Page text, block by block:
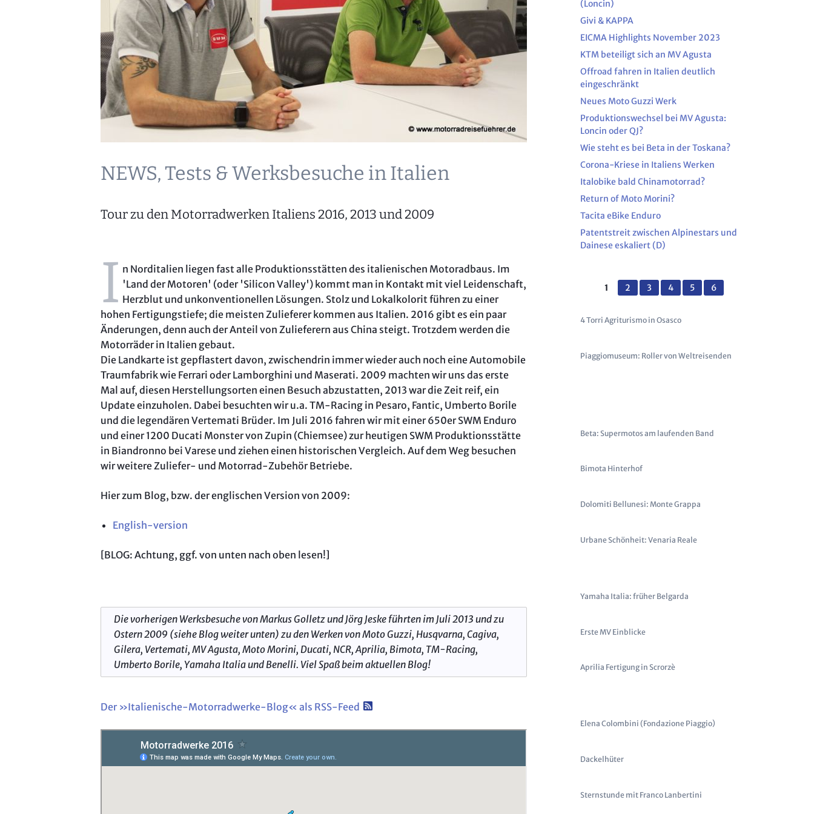
Das Grüne Band | Ostsee - Tschechien
Motorrad-Blogger
Aostatal: Walser und Gran Paradiso
Autoreisezüge ab 2017 - 2025
Ardèche Camping-Tipps
Das MOTORRAD im Krieg
Ligurien mit Peter Fischer
Besuch bei Enduristan
Interview mit dem Husqvarna Designcenter
NEWS, Tests & Werksbesuche in Italien
Tour zu den Motorradwerken Italiens 2016, 2013 und 2009
I n Norditalien liegen fast alle Produktionsstätten des italienischen Motoradbaus. Im
'Land der Motoren' (oder 'Silicon Valley') kommt man in Kontakt mit viel Leidenschaft,
Herzblut und unkonventionellen Lösungen. Stolz und Lokalkolorit führen zu einer
hohen Fertigungstiefe; die meisten Zulieferer kommen aus Italien. 2016 gibt es ein paar
Änderungen, denn auch der Anteil von Zulieferern aus China steigt. Trotzdem werden die
Motorräder in Italien gebaut.
Die Landkarte ist gepflastert davon, zwischendrin immer wieder auch noch eine Automobile
Traumfabrik wie Ferrari oder Lamborghini und Maserati. 2009 machten wir uns das erste
Mal auf, diesen Herstellungsorten einen Besuch abzustatten, 2013 war die Zeit reif, ein
Update einzuholen. Dabei besuchten wir u.a. TM-Racing in Pesaro, Fantic, Umberto Borile
und die legendären Vertemati Brüder. Im Juli 2016 fahren wir mit einer 650er SWM Enduro
und einer 1200 Ducati Monster von Zupin (Chiemsee) zur heutigen SWM Produktionsstätte
in Biandronno bei Varese und ziehen einen historischen Vergleich. Auf dem Weg besuchen
wir weitere Zuliefer- und Motorrad-Zubehör Betriebe.
Hier zum Blog, bzw. der englischen Version von 2009:
English-version
[BLOG: Achtung, ggf. von unten nach oben lesen!]
Die vorherigen Werksbesuche von Markus Golletz und Jörg Jeske führten im Juli 2013 und zu
Ostern 2009 (siehe Blog weiter unten) zu den Werken von Moto Guzzi, Husqvarna, Cagiva,
Gilera, Vertemati, MV Agusta, Moto Morini, Ducati, NCR, Aprilia, Bimota, TM-Racing,
Umberto Borile, Yamaha Italia und Benelli. Viel Spaß beim aktuellen Blog!
Der »Italienische-Motorradwerke-Blog« als RSS-Feed
(Loncin)
Givi & KAPPA
EICMA Highlights November 2023
KTM beteiligt sich an MV Agusta
Offroad fahren in Italien deutlich
eingeschränkt
Neues Moto Guzzi Werk
Produktionswechsel bei MV Agusta:
Loncin oder QJ?
Wie steht es bei Beta in der Toskana?
Corona-Kriese in Italiens Werken
Italobike bald Chinamotorrad?
Return of Moto Morini?
Tacita eBike Enduro
Patentstreit zwischen Alpinestars und
Dainese eskaliert (D)
1 2 3 4 5 6
4 Torri Agriturismo in Osasco
Piaggiomuseum: Roller von Weltreisenden
Beta: Supermotos am laufenden Band
Bimota Hinterhof
Dolomiti Bellunesi: Monte Grappa
Urbane Schönheit: Venaria Reale
Yamaha Italia: früher Belgarda
Erste MV Einblicke
Aprilia Fertigung in Scrorzè
Elena Colombini (Fondazione Piaggio)
Dackelhüter
Sternstunde mit Franco Lanbertini